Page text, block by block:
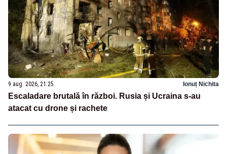
9 aug. 2026, 21:25 Ionuț Nichita
Escaladare brutală în război. Rusia și Ucraina s-au
atacat cu drone și rachete